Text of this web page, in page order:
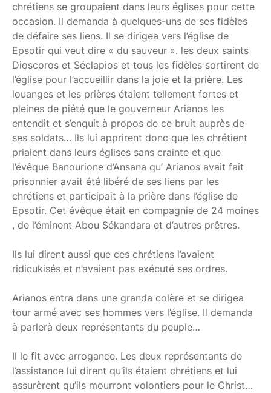
chrétiens se groupaient dans leurs églises pour cette
occasion. Il demanda à quelques-uns de ses fidèles
de défaire ses liens. Il se dirigea vers l’église de
Epsotir qui veut dire « du sauveur ». les deux saints
Dioscoros et Séclapios et tous les fidèles sortirent de
l’église pour l’accueillir dans la joie et la prière. Les
louanges et les prières étaient tellement fortes et
pleines de piété que le gouverneur Arianos les
entendit et s’enquit à propos de ce bruit auprès de
ses soldats… Ils lui apprirent donc que les chrétient
priaient dans leurs églises sans crainte et que
l’évêque Banourione d’Ansana qu’ Arianos avait fait
prisonnier avait été libéré de ses liens par les
chrétiens et participait à la prière dans l’église de
Epsotir. Cet évêque était en compagnie de 24 moines
, de l’éminent Abou Sékandara et d’autres prêtres.
Ils lui dirent aussi que ces chrétiens l’avaient
ridicukisés et n’avaient pas exécuté ses ordres.
Arianos entra dans une granda colère et se dirigea
tour armé avec ses hommes vers l’église. Il demanda
à parlerà deux représentants du peuple…
Il le fit avec arrogance. Les deux représentants de
l’assistance lui dirent qu’ils étaient chrétiens et lui
assurèrent qu’ils mourront volontiers pour le Christ…